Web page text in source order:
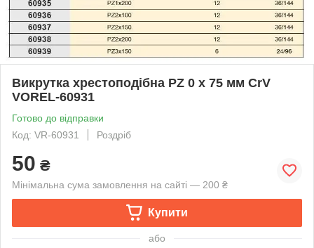
Викрутка хрестоподібна PZ 0 х 75 мм CrV
VOREL-60931
Готово до відправки
Код: VR-60931
Роздріб
50 ₴
Мінімальна сума замовлення на сайті — 200 ₴
Купити
або